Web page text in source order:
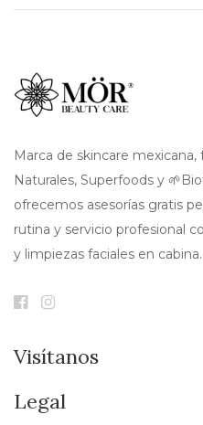
Marca de skincare
Naturales, Superfoods y
ofrecemos asesorías gratis
rutina y servicio profesional
y limpiezas faciales en cabina.
Visítanos
Legal